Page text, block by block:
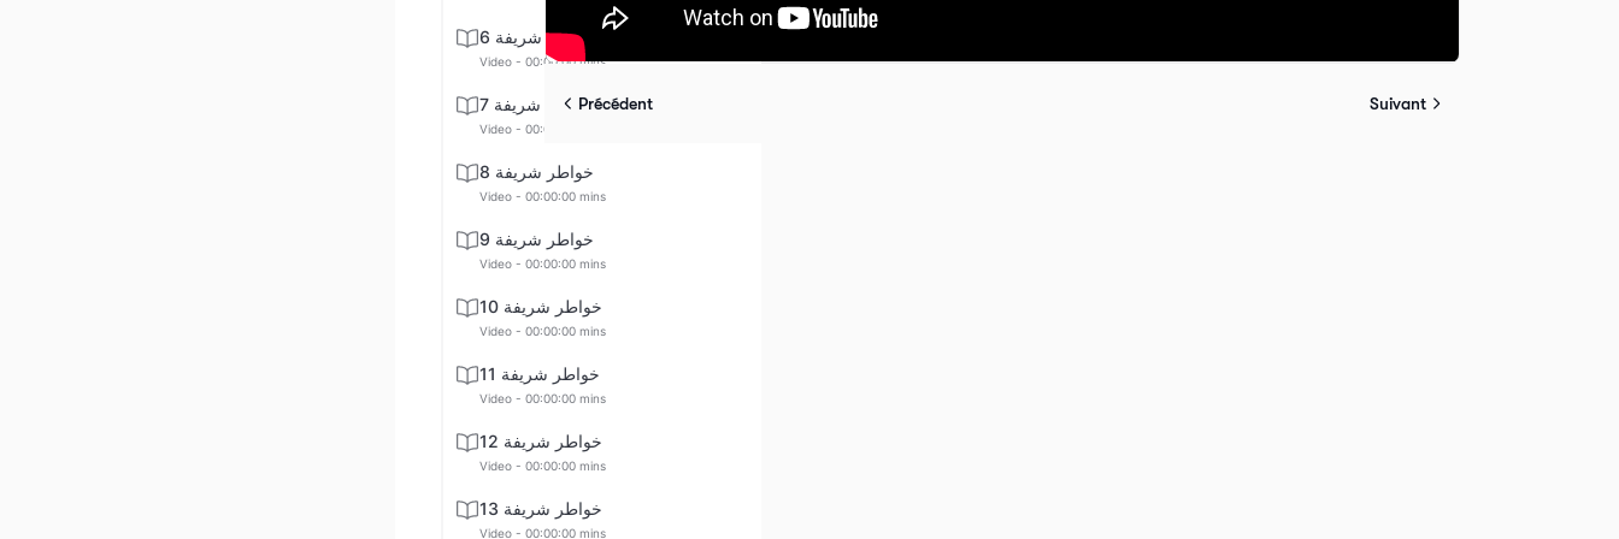
خواطر شريفة 6
Video - 00:00:00 mins
خواطر شريفة 7
Video - 00:00:00 mins
خواطر شريفة 8
Video - 00:00:00 mins
خواطر شريفة 9
Video - 00:00:00 mins
خواطر شريفة 10
Video - 00:00:00 mins
خواطر شريفة 11
Video - 00:00:00 mins
خواطر شريفة 12
Video - 00:00:00 mins
خواطر شريفة 13
Video - 00:00:00 mins
Précédent Suivant